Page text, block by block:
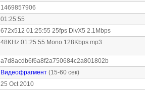
1469857906
01:25:55
672x512 01:25:55 25fps DivX5 2.1Mbps
48KHz 01:25:55 Mono 128Kbps mp3
a7d8acdb6f6a8f2a750684c2a801802b
Видеофрагмент (15-60 сек)
25 Oct 2010